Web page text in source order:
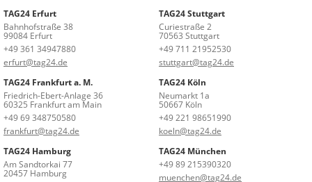
TAG24 Erfurt
Bahnhofstraße 38
99084 Erfurt
+49 361 34947880
erfurt@tag24.de
TAG24 Stuttgart
Curiestraße 2
70563 Stuttgart
+49 711 21952530
stuttgart@tag24.de
TAG24 Frankfurt a. M.
Friedrich-Ebert-Anlage 36
60325 Frankfurt am Main
+49 69 348750580
frankfurt@tag24.de
TAG24 Köln
Neumarkt 1a
50667 Köln
+49 221 98651990
koeln@tag24.de
TAG24 Hamburg
Am Sandtorkai 77
20457 Hamburg
TAG24 München
+49 89 215390320
muenchen@tag24.de